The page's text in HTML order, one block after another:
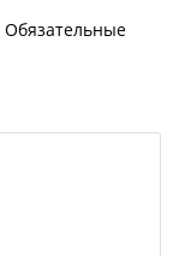
Обязательные